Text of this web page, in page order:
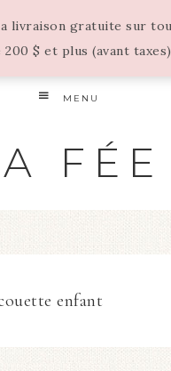
livraison gratuite sur
200 $ et plus (avant taxes)
MENU
FÉE
enfant